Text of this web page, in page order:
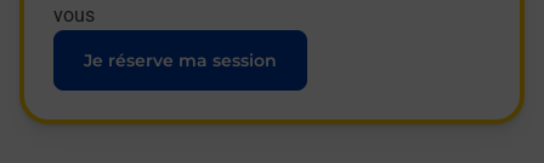
vous
Je réserve ma session